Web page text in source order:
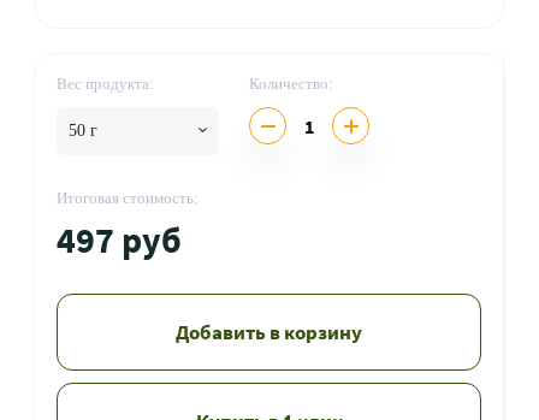
Вес продукта:
50 г
Количество:
1
Итоговая стоимость:
497 руб
Добавить в корзину